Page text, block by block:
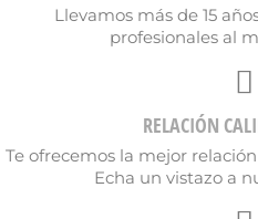
Llevamos más de 15
profesionales al
RELACIÓN
Te ofrecemos la mejor
Echa un vistazo a